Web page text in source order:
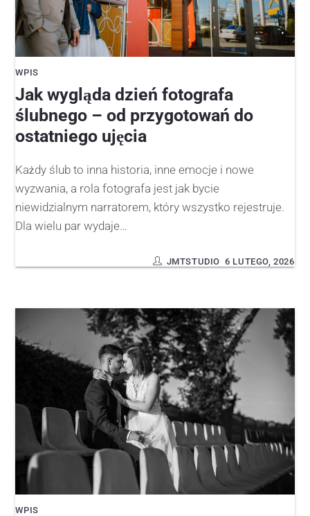
WPIS
Jak wygląda dzień fotografa
ślubnego – od przygotowań do
ostatniego ujęcia
Każdy ślub to inna historia, inne emocje i nowe
wyzwania, a rola fotografa jest jak bycie
niewidzialnym narratorem, który wszystko rejestruje.
Dla wielu par wydaje…
6 LUTEGO, 2026
JMTSTUDIO
WPIS